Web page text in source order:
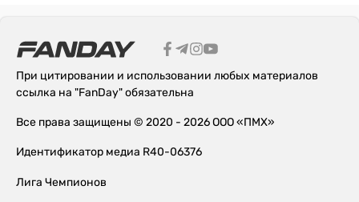
При цитировании и использовании любых материалов
ссылка на "FanDay" обязательна
Все права защищены © 2020 - 2026 ООО «ПМХ»
Идентификатор медиа R40-06376
Лига Чемпионов